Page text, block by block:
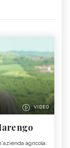
VIDEO
agricola: